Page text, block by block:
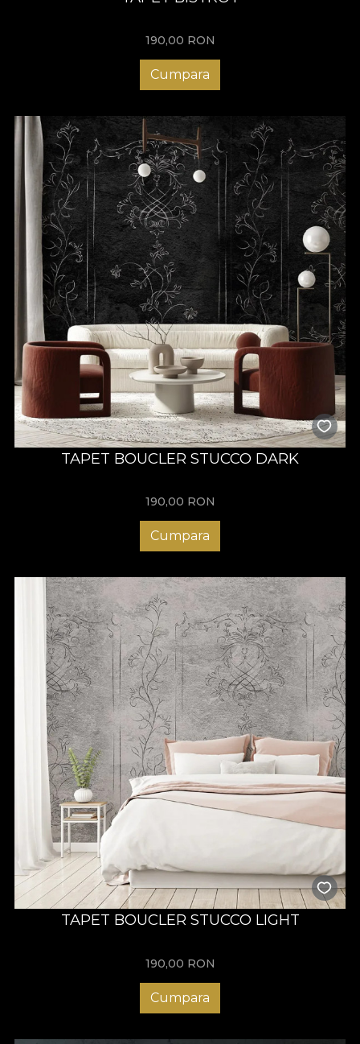
190,00 RON
Cumpara
TAPET BOUCLER STUCCO DARK
190,00 RON
Cumpara
TAPET BOUCLER STUCCO LIGHT
190,00 RON
Cumpara